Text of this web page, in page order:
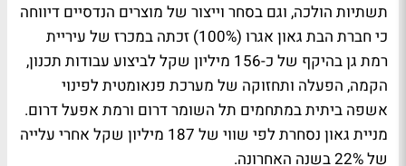
תשתיות הולכה, וגם בסחר וייצור של מוצרים הנדסיים דיווחה
כי חברת הבת גאון אגרו (100%) זכתה במכרז של עיריית
רמת גן בהיקף של כ-156 מיליון שקל לביצוע עבודות תכנון,
הקמה, הפעלה ותחזוקה של מערכת פנאומטית לפינוי
אשפה ביתית במתחמים תל השומר דרום ורמת אפעל דרום.
מניית גאון נסחרת לפי שווי של 187 מיליון שקל אחרי עלייה
של 22% בשנה האחרונה.